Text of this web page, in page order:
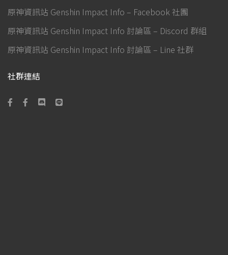
原神資訊站 Genshin Impact Info – Facebook 社團
原神資訊站 Genshin Impact Info 討論區 – Discord 群組
原神資訊站 Genshin Impact Info 討論區 – Line 社群
社群連結